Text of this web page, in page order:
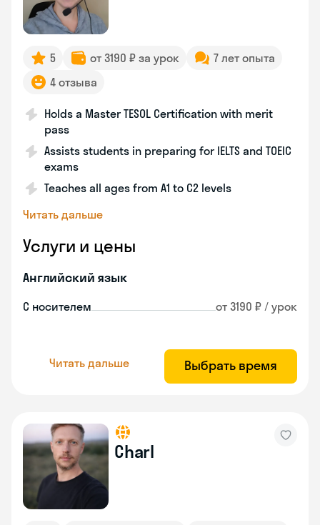
5 от 3190 ₽ за урок
7 лет опыта
4 отзыва
Holds a Master TESOL Certification with merit
pass
Assists students in preparing for IELTS and TOEIC
exams
Teaches all ages from A1 to C2 levels
Читать дальше
Услуги и цены
Английский язык
С носителем от 3190 ₽ / урок
Читать дальше Выбрать время
Charl